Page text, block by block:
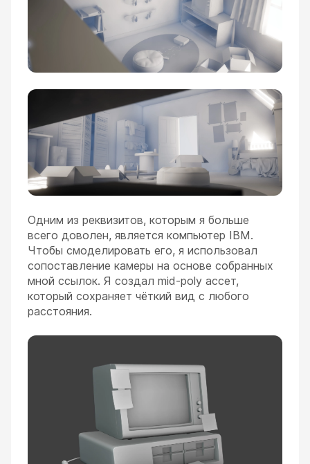
Одним из реквизитов, которым я больше
всего доволен, является компьютер IBM.
Чтобы смоделировать его, я использовал
сопоставление камеры на основе собранных
мной ссылок. Я создал mid-poly ассет,
который сохраняет чёткий вид с любого
расстояния.